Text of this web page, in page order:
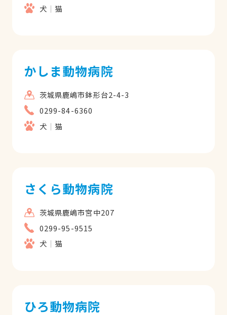
犬
猫
かしま動物病院
茨城県鹿嶋市鉢形台2-4-3
0299-84-6360
犬
猫
さくら動物病院
茨城県鹿嶋市宮中207
0299-95-9515
犬
猫
ひろ動物病院